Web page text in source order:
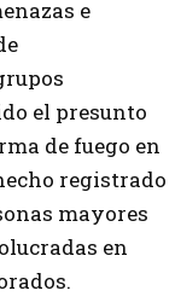
e
el presunto
de fuego en
registrado
mayores
en